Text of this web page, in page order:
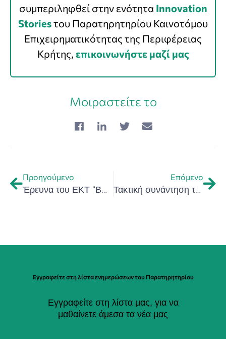
συμπεριληφθεί στην ενότητα Innovation
Storiesτου Παρατηρητηρίου Καινοτόμου
Επιχειρηματικότητας της Περιφέρειας
Κρήτης, επικοινωνήστε μαζί μας
Μοιραστείτε το
Προηγούμενο
Έρευνα του ΕΚΤ “ΒΑΣΙΚΟΙ ΔΕΙΚΤΕΣ ΓΙΑ ΤΗΝ ΚΑΙΝΟΤΟΜΙΑ ΣΤΙΣ ΕΛΛΗΝΙΚΕΣ ΕΠΙΧΕΙΡΗΣΕΙΣ 2018-2020»
Επόμενο
Τακτική συνάντηση των εταίρων του Ευρωπαϊκού έργου ROBINSON με την συμμετοχή της Περιφέρειας Κρήτης στα Χανιά στις 19 -20 Σεπτεμβρίου 2022
Εγγραφείτε στη λίστα ενημερώσεων του Παρατηρητηρίου
Εγγραφείτε στη λίστα μας, για να
μαθαίνετε άμεσα τα νέα μας